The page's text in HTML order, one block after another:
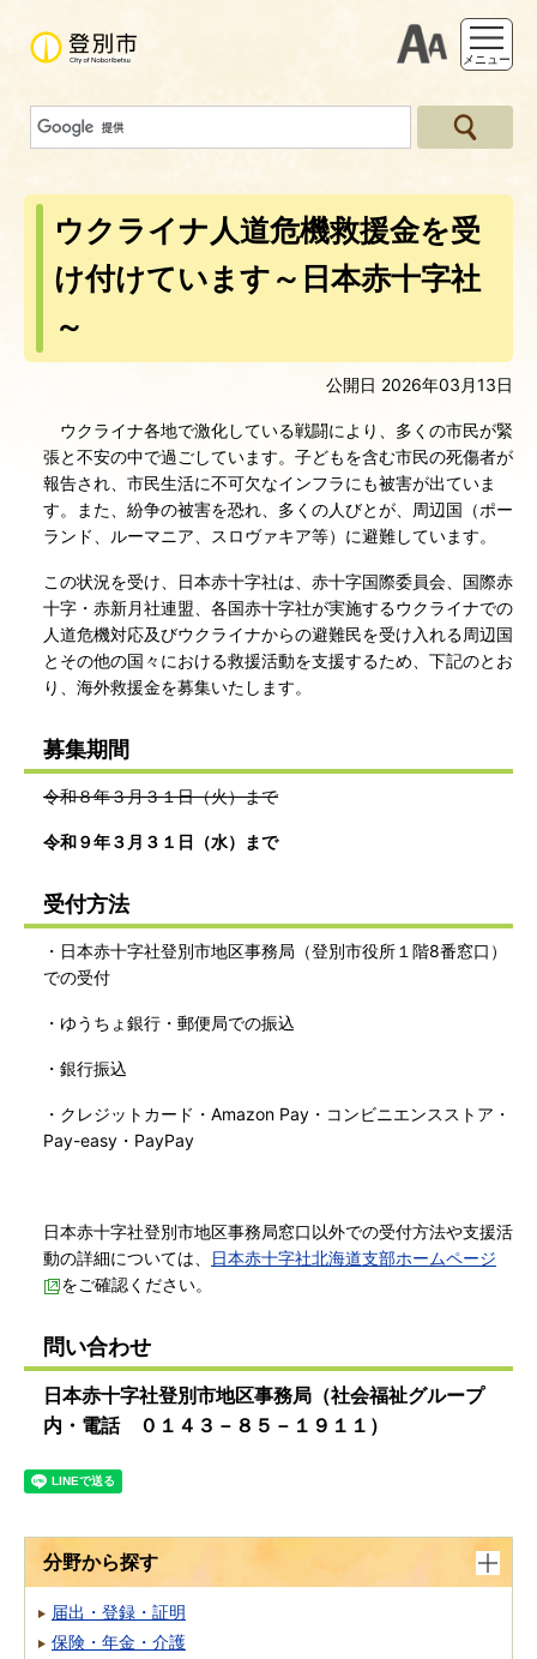
支援ツー
メニュー
ウクライナ人道危機救援金を受
け付けています～日本赤十字社
～
公開日 2026年03月13日
ウクライナ各地で激化している戦闘により、多くの市民が緊
張と不安の中で過ごしています。子どもを含む市民の死傷者が
報告され、市民生活に不可欠なインフラにも被害が出ていま
す。また、紛争の被害を恐れ、多くの人びとが、周辺国（ポー
ランド、ルーマニア、スロヴァキア等）に避難しています。
この状況を受け、日本赤十字社は、赤十字国際委員会、国際赤
十字・赤新月社連盟、各国赤十字社が実施するウクライナでの
人道危機対応及びウクライナからの避難民を受け入れる周辺国
とその他の国々における救援活動を支援するため、下記のとお
り、海外救援金を募集いたします。
募集期間
令和８年３月３１日（火）まで
令和９年３月３１日（水）まで
受付方法
・日本赤十字社登別市地区事務局（登別市役所１階8番窓口）
での受付
・ゆうちょ銀行・郵便局での振込
・銀行振込
・クレジットカード・Amazon Pay・コンビニエンスストア・
Pay-easy・PayPay
日本赤十字社登別市地区事務局窓口以外での受付方法や支援活
動の詳細については、
日本赤十字社北海道支部ホームページ
をご確認ください。
問い合わせ
日本赤十字社登別市地区事務局（社会福祉グループ
内・電話 ０１４３－８５－１９１１）
分野から探す
届出・登録・証明
保険・年金・介護